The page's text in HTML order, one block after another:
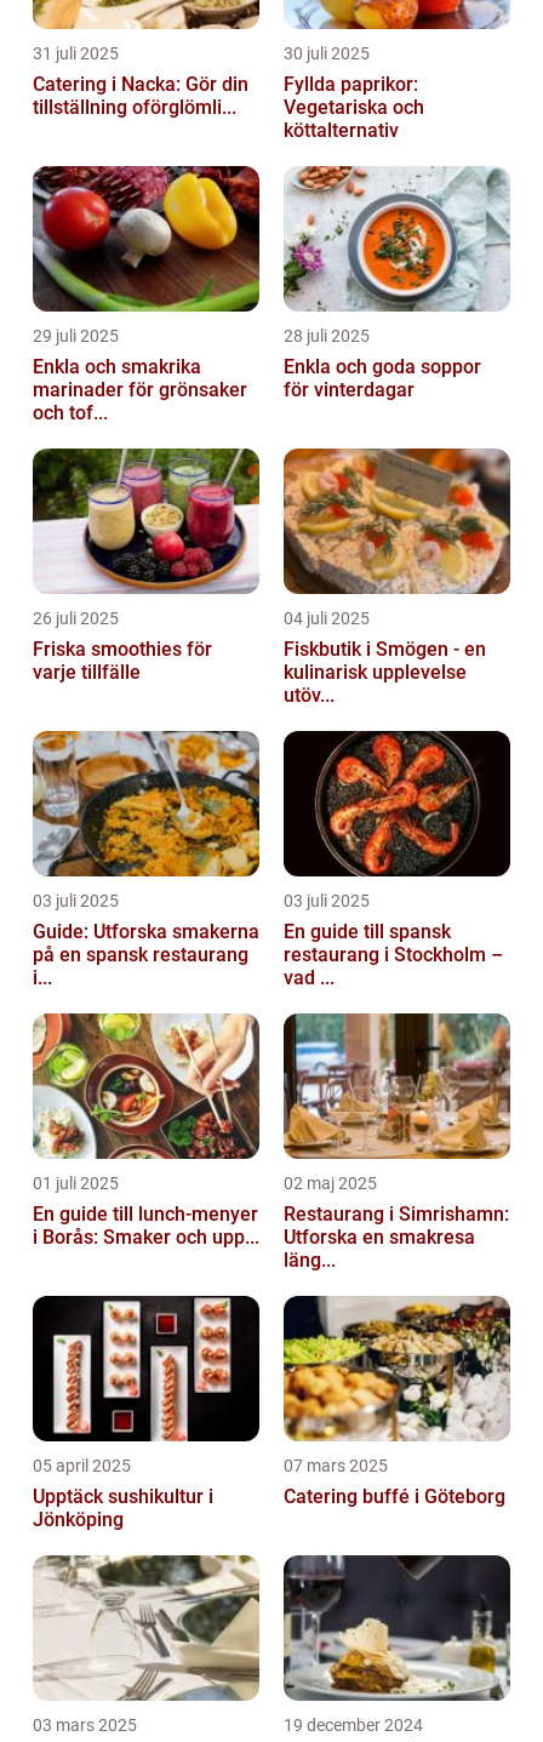
31 juli 2025
Catering i Nacka: Gör din
tillställning oförglömli...
30 juli 2025
Fyllda paprikor:
Vegetariska och
köttalternativ
29 juli 2025
Enkla och smakrika
marinader för grönsaker
och tof...
28 juli 2025
Enkla och goda soppor
för vinterdagar
26 juli 2025
Friska smoothies för
varje tillfälle
04 juli 2025
Fiskbutik i Smögen - en
kulinarisk upplevelse
utöv...
03 juli 2025
Guide: Utforska smakerna
på en spansk restaurang
i...
03 juli 2025
En guide till spansk
restaurang i Stockholm –
vad ...
01 juli 2025
En guide till lunch-menyer
i Borås: Smaker och upp...
02 maj 2025
Restaurang i Simrishamn:
Utforska en smakresa
läng...
05 april 2025
Upptäck sushikultur i
Jönköping
07 mars 2025
Catering buffé i Göteborg
03 mars 2025 19 december 2024